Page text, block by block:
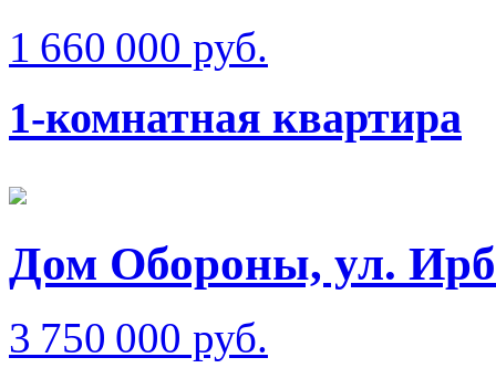
1 660 000 руб.
1-комнатная квартира
Дом Обороны, ул.
3 750 000 руб.